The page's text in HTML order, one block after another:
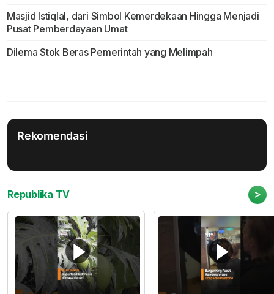
Masjid Istiqlal, dari Simbol Kemerdekaan Hingga Menjadi
Pusat Pemberdayaan Umat
Dilema Stok Beras Pemerintah yang Melimpah
Rekomendasi
Republika TV >